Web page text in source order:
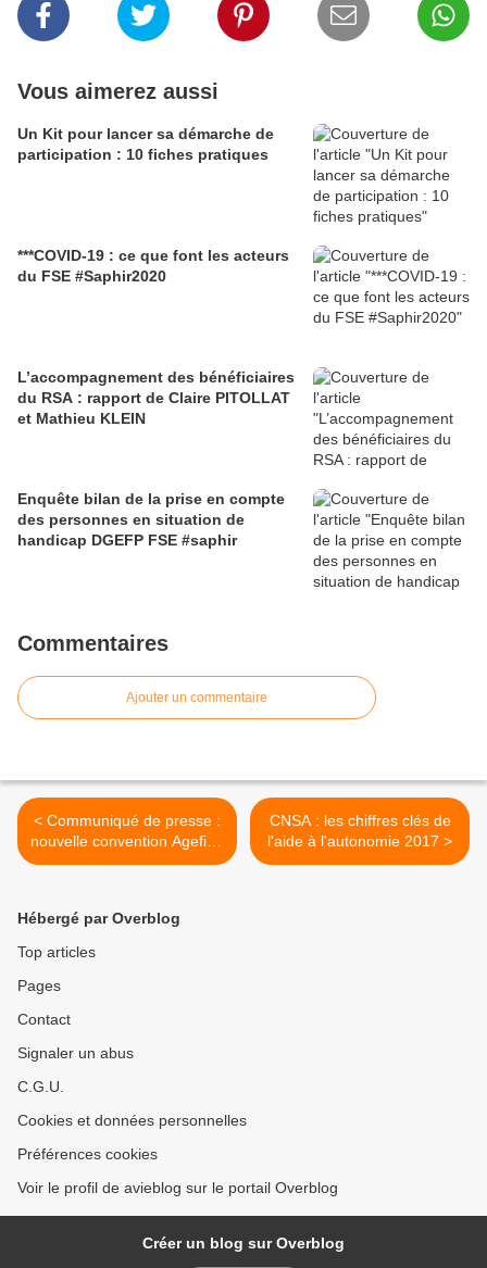
Vous aimerez aussi
Un Kit pour lancer sa démarche de
participation : 10 fiches pratiques
***COVID-19 : ce que font les acteurs
du FSE #Saphir2020
L’accompagnement des bénéficiaires
du RSA : rapport de Claire PITOLLAT
et Mathieu KLEIN
Enquête bilan de la prise en compte
des personnes en situation de
handicap DGEFP FSE #saphir
Commentaires
Ajouter un commentaire
< Communiqué de presse :
nouvelle convention Agefiph
Fiphfp
CNSA : les chiffres clés de
l'aide à l'autonomie 2017 >
Hébergé par Overblog
Top articles
Pages
Contact
Signaler un abus
C.G.U.
Cookies et données personnelles
Préférences cookies
Voir le profil de avieblog sur le portail Overblog
Créer un blog sur Overblog